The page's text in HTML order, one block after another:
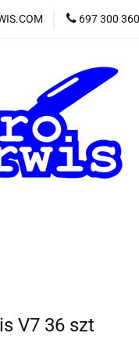
697 300 360
V7 36 szt